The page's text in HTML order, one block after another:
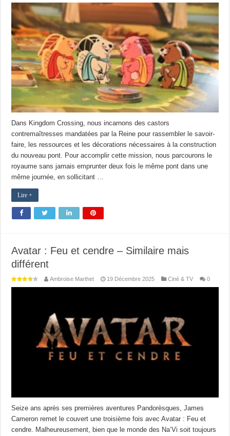
Dans Kingdom Crossing, nous incarnons des castors
contremaîtresses mandatées par la Reine pour rassembler le savoir-
faire, les ressources et les décorations nécessaires à la construction
du nouveau pont. Pour accomplir cette mission, nous parcourons le
royaume sans jamais emprunter deux fois le même pont dans une
même journée, en sollicitant …
Lire +
Avatar : Feu et cendre – Similaire mais
différent
Ambroise Marthet 19 Décembre 2025 Ciné & TV 0
Seize ans après ses premières aventures Pandorèsques, James
Cameron remet le couvert une troisième fois avec Avatar : Feu et
cendre. Malheureusement, bien que le monde des Na’Vi soit toujours